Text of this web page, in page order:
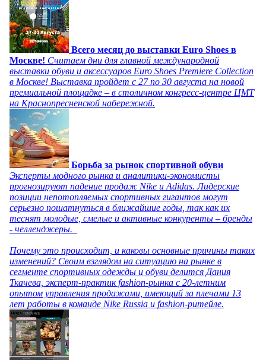
Всего месяц до выставки Euro Shoes в
Москве! Считаем дни для главной международной
выставки обуви и аксессуаров Euro Shoes Premiere Collection
в Москве! Выставка пройдет с 27 по 30 августа на новой
премиальной площадке – в столичном конгресс-центре ЦМТ
на Краснопресненской набережной.
Борьба за рынок спортивной обуви
Эксперты модного рынка и аналитики-экономисты
прогнозируют падение продаж Nike и Adidas. Лидерские
позиции непотопляемых спортивных гигантов могут
серьезно пошатнуться в ближайшие годы, так как их
теснят молодые, смелые и активные конкуренты – бренды
- челленджеры.
Почему это происходит, и каковы основные причины таких
изменений? Своим взглядом на ситуацию на рынке в
сегменте спортивных одежды и обуви делится Дания
Ткачева, эксперт-практик fashion-рынка с 20-летним
опытом управления продажами, имеющий за плечами 13
лет работы в команде Nike Russia и fashion-ритейле.